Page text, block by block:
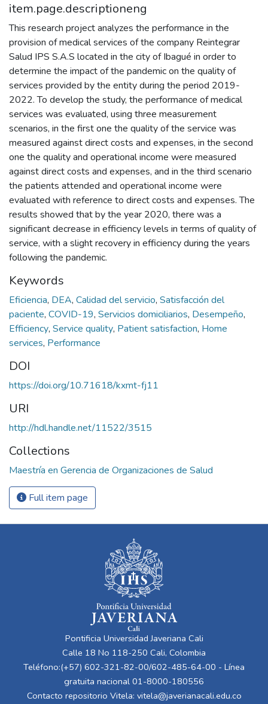
item.page.descriptioneng
This research project analyzes the performance in the
provision of medical services of the company Reintegrar
Salud IPS S.A.S located in the city of Ibagué in order to
determine the impact of the pandemic on the quality of
services provided by the entity during the period 2019-
2022. To develop the study, the performance of medical
services was evaluated, using three measurement
scenarios, in the first one the quality of the service was
measured against direct costs and expenses, in the second
one the quality and operational income were measured
against direct costs and expenses, and in the third scenario
the patients attended and operational income were
evaluated with reference to direct costs and expenses. The
results showed that by the year 2020, there was a
significant decrease in efficiency levels in terms of quality of
service, with a slight recovery in efficiency during the years
following the pandemic.
Keywords
Eficiencia, DEA, Calidad del servicio, Satisfacción del
paciente, COVID-19, Servicios domiciliarios, Desempeño,
Efficiency, Service quality, Patient satisfaction, Home
services, Performance
DOI
https://doi.org/10.71618/kxmt-fj11
URI
http://hdl.handle.net/11522/3515
Collections
Maestría en Gerencia de Organizaciones de Salud
Full item page
Pontificia Universidad Javeriana Cali
Calle 18 No 118-250 Cali, Colombia
Teléfono:(+57) 602-321-82-00/602-485-64-00 - Línea
gratuita nacional 01-8000-180556
Contacto repositorio Vitela: vitela@javerianacali.edu.co